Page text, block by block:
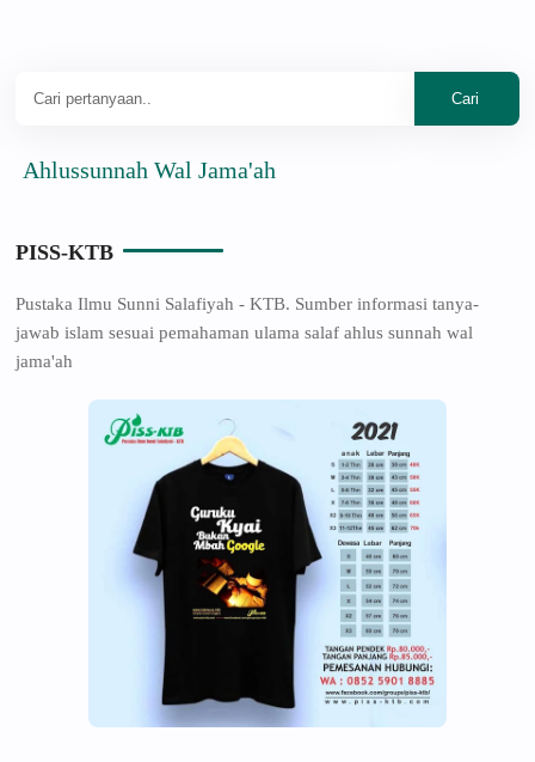
Wal Jama'ah
PISS-KTB
Pustaka Ilmu Sunni Salafiyah - KTB. Sumber informasi tanya-
jawab islam sesuai pemahaman ulama salaf ahlus sunnah wal
jama'ah